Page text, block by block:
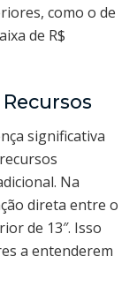
como o de
de R$
significativa
Na
direta entre o
de 13″. Isso
a entenderem